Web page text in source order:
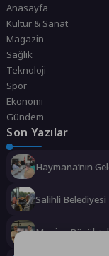
Anasayfa
Kültür & Sanat
Magazin
Sağlık
Teknoloji
Spor
Ekonomi
Gündem
Son Yazılar
Haymana’nın
Salihli Belediyesi
Manisa